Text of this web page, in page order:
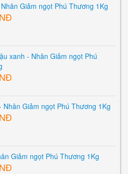
Giảm ngọt Phú Thương 1Kg
xanh - Nhân Giảm ngọt Phú
Nhân Giảm ngọt Phú Thương 1Kg
Giảm ngọt Phú Thương 1Kg